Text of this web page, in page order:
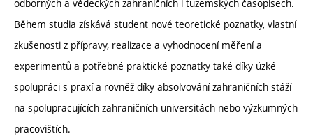
odborných a vědeckých zahraničních i tuzemských časopisech.
Během studia získává student nové teoretické poznatky, vlastní
zkušenosti z přípravy, realizace a vyhodnocení měření a
experimentů a potřebné praktické poznatky také díky úzké
spolupráci s praxí a rovněž díky absolvování zahraničních stáží
na spolupracujících zahraničních universitách nebo výzkumných
pracovištích.